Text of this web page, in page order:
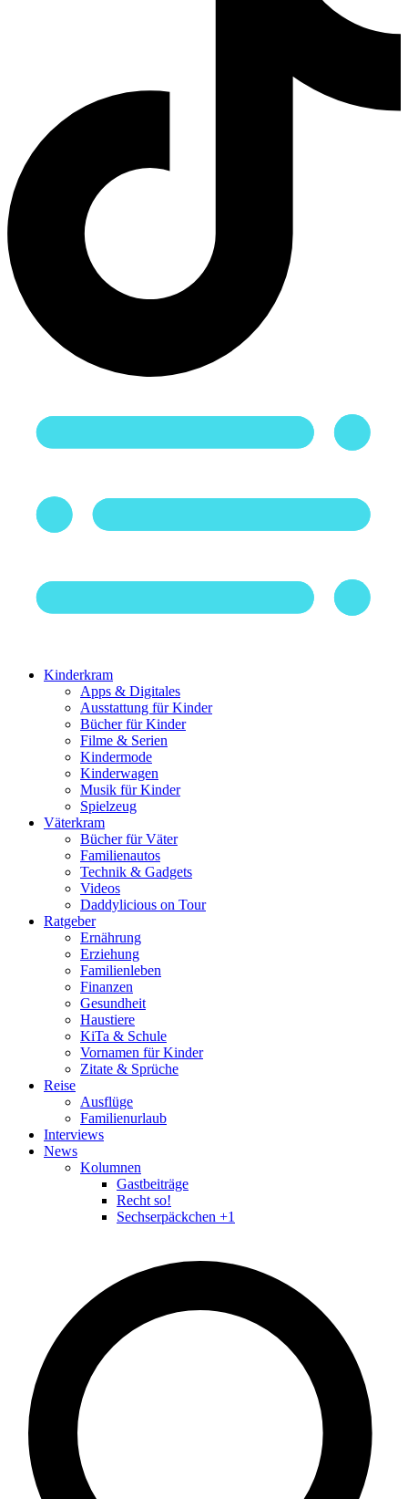
Kinderkram
Apps & Digitales
Ausstattung für Kinder
Bücher für Kinder
Filme & Serien
Kindermode
Kinderwagen
Musik für Kinder
Spielzeug
Väterkram
Bücher für Väter
Familienautos
Technik & Gadgets
Videos
Daddylicious on Tour
Ratgeber
Ernährung
Erziehung
Familienleben
Finanzen
Gesundheit
Haustiere
KiTa & Schule
Vornamen für Kinder
Zitate & Sprüche
Reise
Ausflüge
Familienurlaub
Interviews
News
Kolumnen
Gastbeiträge
Recht so!
Sechserpäckchen +1